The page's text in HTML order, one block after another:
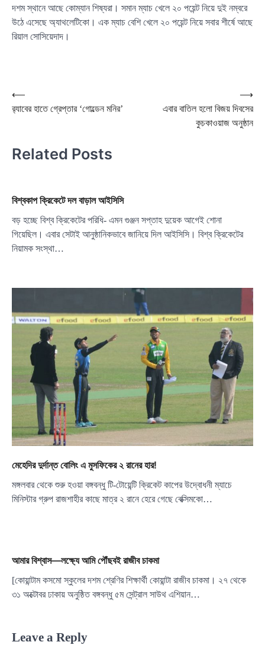
দশম স্থানে আছে কোম্যান শিষ্যরা। সমান ম্যাচ খেলে ২০ পয়েন্ট নিয়ে দুই নম্বরে
উঠে এসেছে অ্যাথলেটিকো। এক ম্যাচ বেশি খেলে ২০ পয়েন্ট নিয়ে সবার শীর্ষে আছে
রিয়াল সোসিয়েদাদ।
Post
navigation
⟵
র‌্যাবের হাতে গ্রেপ্তার ‘গোল্ডেন মনির’
এবার বাতিল হলো বিজয় দিবসের
কুচকাওয়াজ অনুষ্ঠান
⟶
Related Posts
বিশ্বকাপ ক্রিকেটে দল বাড়াল আইসিসি
বড় হচ্ছে বিশ্ব ক্রিকেটের পরিধি- এমন গুঞ্জন সপ্তাহ দুয়েক আগেই শোনা
গিয়েছিল। এবার সেটাই আনুষ্ঠানিকভাবে জানিয়ে দিল আইসিসি। বিশ্ব ক্রিকেটের
নিয়ামক সংস্থা…
মেহেদির দুর্দান্ত বোলিং এ মুসফিকের ২ রানের হার!
মঙ্গলবার থেকে শুরু হওয়া বঙ্গবন্ধু টি-টোয়েন্টি ক্রিকেট কাপের উদ্বোধনী ম্যাচে
মিনিস্টার গ্রুপ রাজশাহীর কাছে মাত্র ২ রানে হেরে গেছে বেক্সিমকো…
আমার বিশ্বাস—লক্ষ্যে আমি পৌঁছবই রাজীব চাকমা
[কোয়ান্টাম কসমো স্কুলের দশম শ্রেণির শিক্ষার্থী কোয়ান্টা রাজীব চাকমা। ২৭ থেকে
৩১ অক্টোবর ঢাকায় অনুষ্ঠিত বঙ্গবন্ধু ৫ম সেন্ট্রাল সাউথ এশিয়ান…
Leave a Reply